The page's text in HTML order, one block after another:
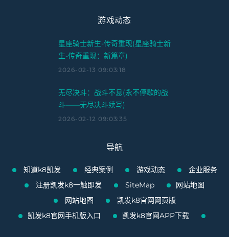
游戏动态
星座骑士新生-传奇重现(星座骑士新
生-传奇重现：新篇章)
2026-02-13 09:03:18
无尽决斗：战斗不息(永不停歇的战
斗——无尽决斗续写)
2026-02-12 09:03:35
导航
知道k8凯发 经典案例 游戏动态
企业服务
注册凯发k8一触即发
SiteMap
网站地图
网站地图
凯发k8官网网页版
凯发k8官网手机版入口
凯发k8官网APP下载